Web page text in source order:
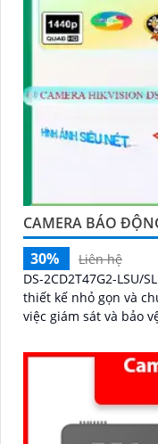
CAMERA BÁO
30%
Liên hệ
DS-2CD2T47G2-LSU/
thiết kế nhỏ gọn và
việc giám sát và bảo